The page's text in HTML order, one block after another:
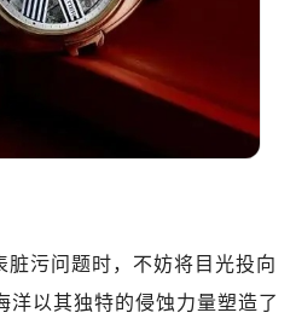
脏污问题时，不妨将目光投向
以其独特的侵蚀力量塑造了